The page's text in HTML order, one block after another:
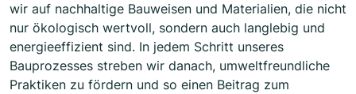
wir auf nachhaltige Bauweisen und Materialien, die nicht
nur ökologisch wertvoll, sondern auch langlebig und
energieeffizient sind. In jedem Schritt unseres
Bauprozesses streben wir danach, umweltfreundliche
Praktiken zu fördern und so einen Beitrag zum